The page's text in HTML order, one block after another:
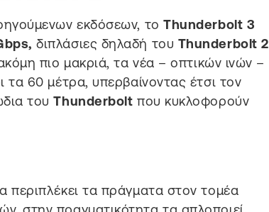
εκδόσεων, τοThunderbolt 3
διπλάσιες δηλαδή του Thunderbolt 2
πιο μακριά, τα νέα – οπτικών ινών –
60 μέτρα, υπερβαίνοντας έτσι τον
τουThunderbolt που κυκλοφορούν
περιπλέκει τα πράγματα στον τομέα